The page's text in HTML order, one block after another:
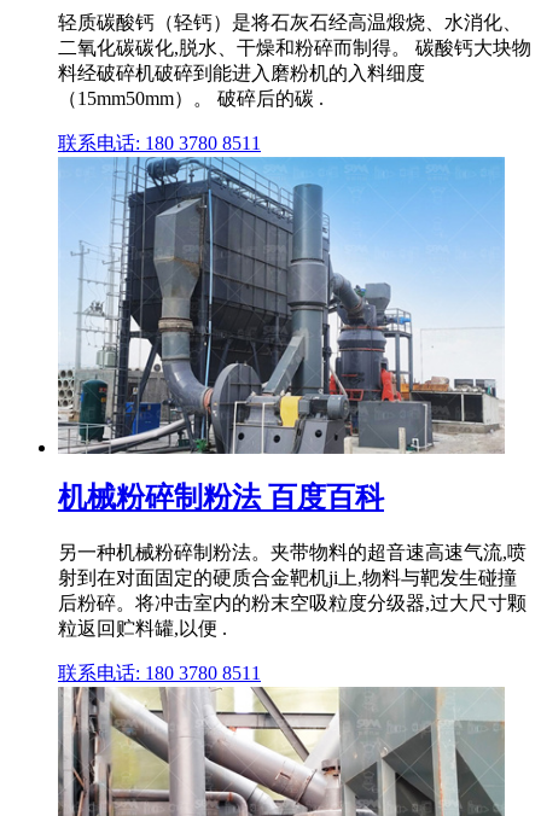
轻质碳酸钙（轻钙）是将石灰石经高温煅烧、水消化、
二氧化碳碳化,脱水、干燥和粉碎而制得。 碳酸钙大块物
料经破碎机破碎到能进入磨粉机的入料细度
（15mm50mm）。 破碎后的碳 .
联系电话: 180 3780 8511
机械粉碎制粉法 百度百科
另一种机械粉碎制粉法。夹带物料的超音速高速气流,喷
射到在对面固定的硬质合金靶机ji上,物料与靶发生碰撞
后粉碎。将冲击室内的粉末空吸粒度分级器,过大尺寸颗
粒返回贮料罐,以便 .
联系电话: 180 3780 8511